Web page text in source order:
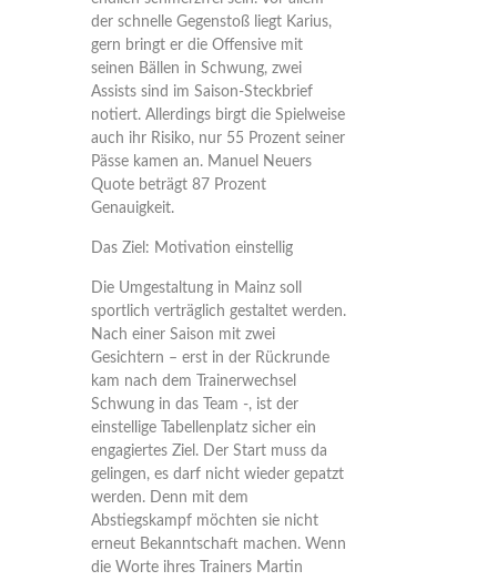
der schnelle Gegenstoß liegt Karius,
gern bringt er die Offensive mit
seinen Bällen in Schwung, zwei
Assists sind im Saison-Steckbrief
notiert. Allerdings birgt die Spielweise
auch ihr Risiko, nur 55 Prozent seiner
Pässe kamen an. Manuel Neuers
Quote beträgt 87 Prozent
Genauigkeit.
Das Ziel: Motivation einstellig
Die Umgestaltung in Mainz soll
sportlich verträglich gestaltet werden.
Nach einer Saison mit zwei
Gesichtern – erst in der Rückrunde
kam nach dem Trainerwechsel
Schwung in das Team -, ist der
einstellige Tabellenplatz sicher ein
engagiertes Ziel. Der Start muss da
gelingen, es darf nicht wieder gepatzt
werden. Denn mit dem
Abstiegskampf möchten sie nicht
erneut Bekanntschaft machen. Wenn
die Worte ihres Trainers Martin